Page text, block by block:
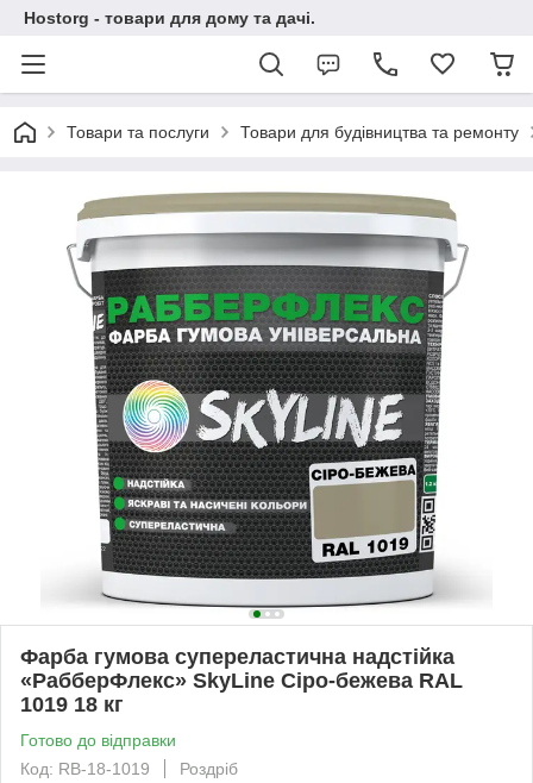
Hostorg - товари для дому та дачі.
Товари та послуги Товари для будівництва та ремонту
Фарба гумова супереластична надстійка
«РабберФлекс» SkyLine Сіро-бежева RAL
1019 18 кг
Готово до відправки
Код: RB-18-1019
Роздріб